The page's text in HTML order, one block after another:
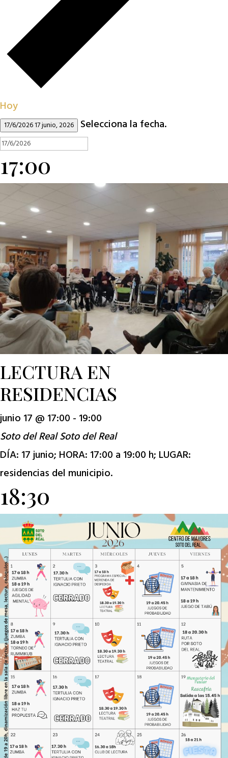
Hoy
17/6/202617 junio, 2026 Selecciona la fecha.
17:00
LECTURA EN
RESIDENCIAS
junio 17 @ 17:00 - 19:00
Soto del RealSoto del Real
DÍA: 17 junio; HORA: 17:00 a 19:00 h; LUGAR:
residencias del municipio.
18:30